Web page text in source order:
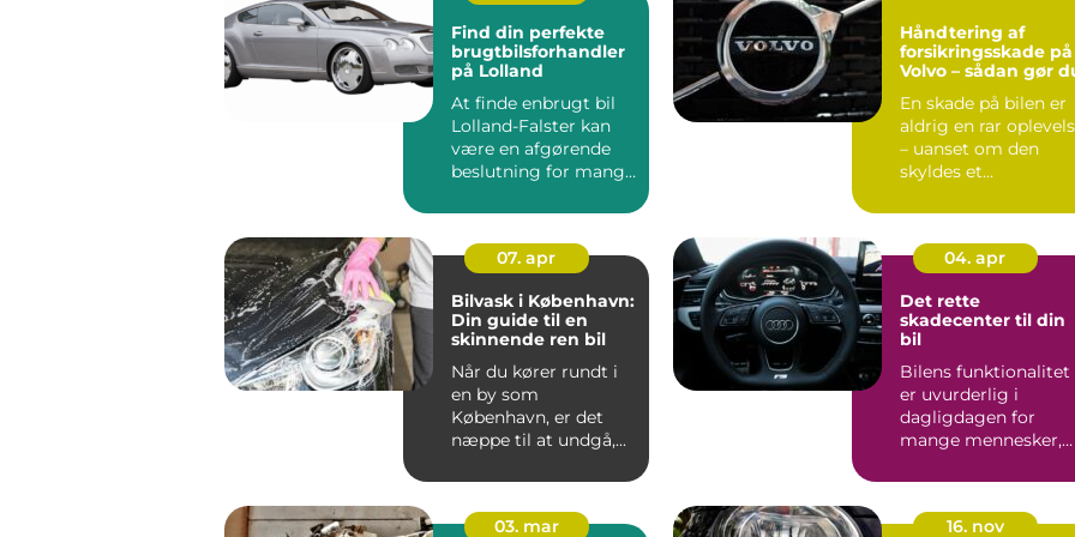
Find din perfekte
brugtbilsforhandler
på Lolland
At finde enbrugt bil
Lolland-Falster kan
være en afgørende
beslutning for mange
Håndtering af
forsikringsskade på
Volvo – sådan gør
En skade på bilen er
aldrig en rar
– uanset om den
skyldes et
07. apr
Bilvask i København:
Din guide til en
skinnende ren bil
Når du kører rundt i
en by som
København, er det
næppe til at undgå,...
04. apr
Det rette
skadecenter til din
bil
Bilens funktionalitet
er uvurderlig i
dagligdagen for
mange mennesker,
pendlin...
03. mar
16. nov